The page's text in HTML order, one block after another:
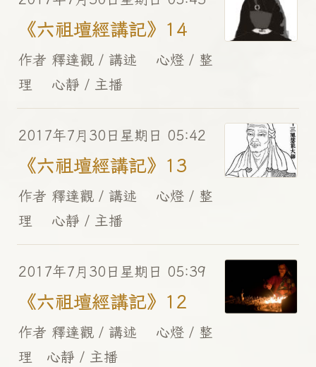
《六祖壇經講記》14
作者 釋達觀 / 講述 心燈 / 整
理 心靜 / 主播
2017年7月30日星期日 05:42
《六祖壇經講記》13
作者 釋達觀 / 講述 心燈 / 整
理 心靜 / 主播
2017年7月30日星期日 05:39
《六祖壇經講記》12
作者 釋達觀 / 講述 心燈 / 整
理 心靜 / 主播